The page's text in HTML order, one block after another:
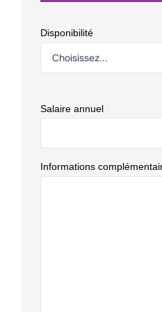
Disponibilité
Salaire annuel
Informations